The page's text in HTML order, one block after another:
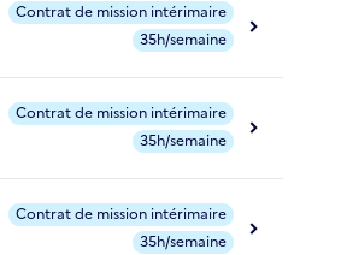
Contrat de mission intérimaire
35h/semaine
Contrat de mission intérimaire
35h/semaine
Contrat de mission intérimaire
35h/semaine